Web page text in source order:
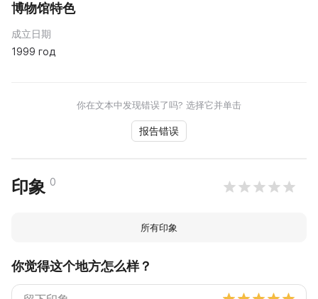
博物馆特色
成立日期
1999 год
你在文本中发现错误了吗? 选择它并单击
报告错误
印象 0
所有印象
你觉得这个地方怎么样？